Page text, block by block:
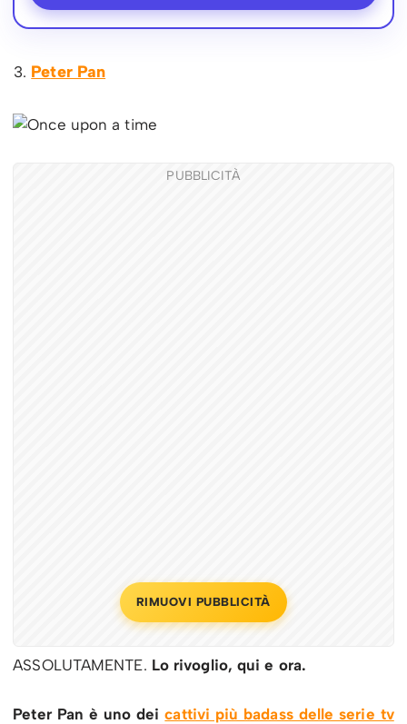
Peter Pan
PUBBLICITÀ
RIMUOVI PUBBLICITÀ
ASSOLUTAMENTE. Lo rivoglio, qui e ora.
Peter Pan è uno deicattivi più badass delle serie tv